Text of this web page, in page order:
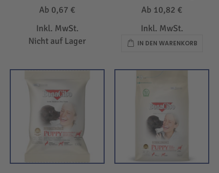
Ab 0,67 €
Inkl. MwSt.
Nicht auf Lager
Ab 10,82 €
Inkl. MwSt.
IN DEN WARENKORB